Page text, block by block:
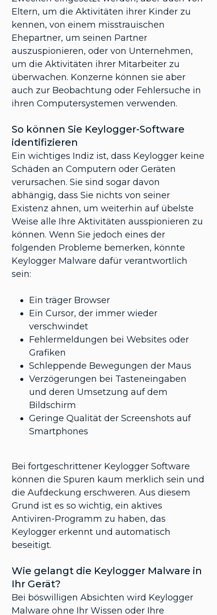
Eltern, um die Aktivitäten ihrer Kinder zu
kennen, von einem misstrauischen
Ehepartner, um seinen Partner
auszuspionieren, oder von Unternehmen,
um die Aktivitäten ihrer Mitarbeiter zu
überwachen. Konzerne können sie aber
auch zur Beobachtung oder Fehlersuche in
ihren Computersystemen verwenden.
So können Sie Keylogger-Software
identifizieren
Ein wichtiges Indiz ist, dass Keylogger keine
Schäden an Computern oder Geräten
verursachen. Sie sind sogar davon
abhängig, dass Sie nichts von seiner
Existenz ahnen, um weiterhin auf übelste
Weise alle Ihre Aktivitäten ausspionieren zu
können. Wenn Sie jedoch eines der
folgenden Probleme bemerken, könnte
Keylogger Malware dafür verantwortlich
sein:
Ein träger Browser
Ein Cursor, der immer wieder
verschwindet
Fehlermeldungen bei Websites oder
Grafiken
Schleppende Bewegungen der Maus
Verzögerungen bei Tasteneingaben
und deren Umsetzung auf dem
Bildschirm
Geringe Qualität der Screenshots auf
Smartphones
Bei fortgeschrittener Keylogger Software
können die Spuren kaum merklich sein und
die Aufdeckung erschweren. Aus diesem
Grund ist es so wichtig, ein aktives
Antiviren-Programm zu haben, das
Keylogger erkennt und automatisch
beseitigt.
Wie gelangt die Keylogger Malware in
Ihr Gerät?
Bei böswilligen Absichten wird Keylogger
Malware ohne Ihr Wissen oder Ihre